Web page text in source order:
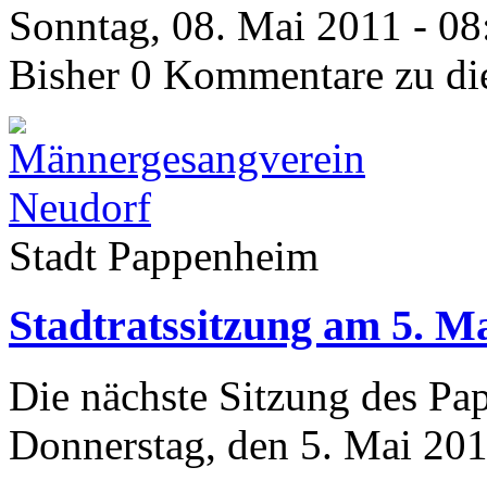
Sonntag, 08. Mai 2011 -
Bisher 0 Kommentare zu
Stadt Pappenheim
Stadtratssitzung am 5.
Die nächste Sitzung des
Donnerstag, den 5. Mai